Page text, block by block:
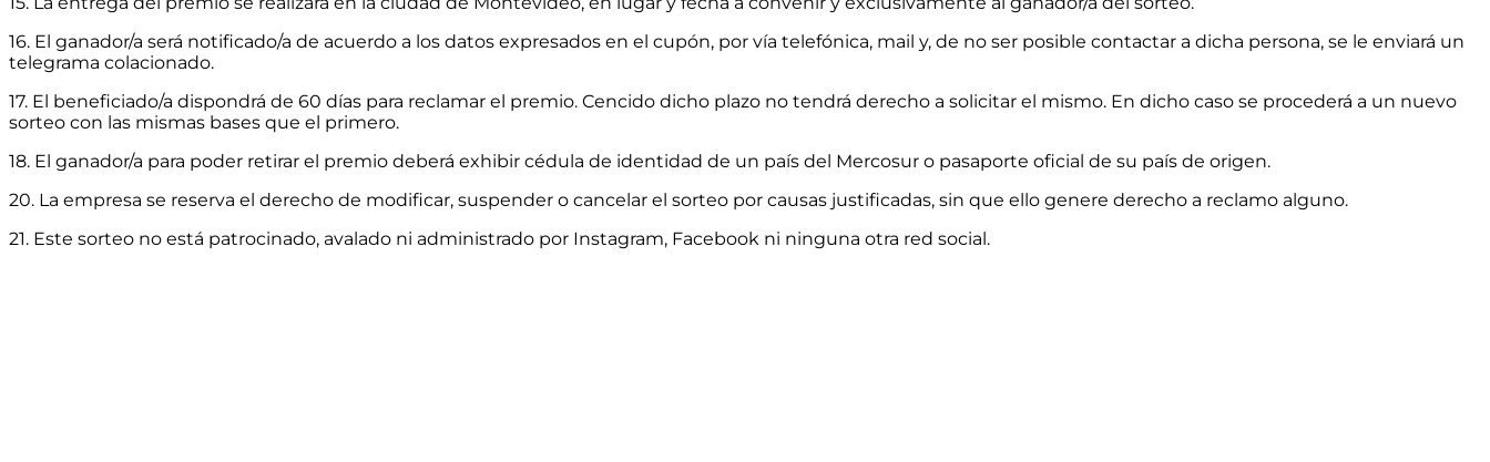
16. El ganador/a será notificado/a de acuerdo a los datos expresados en el cupón, por vía telefónica, mail y, de no ser posible contactar a dicha persona, se le enviará un
telegrama colacionado.
17. El beneficiado/a dispondrá de 60 días para reclamar el premio. Cencido dicho plazo no tendrá derecho a solicitar el mismo. En dicho caso se procederá a un nuevo
sorteo con las mismas bases que el primero.
18. El ganador/a para poder retirar el premio deberá exhibir cédula de identidad de un país del Mercosur o pasaporte oficial de su país de origen.
20. La empresa se reserva el derecho de modificar, suspender o cancelar el sorteo por causas justificadas, sin que ello genere derecho a reclamo alguno.
21. Este sorteo no está patrocinado, avalado ni administrado por Instagram, Facebook ni ninguna otra red social.